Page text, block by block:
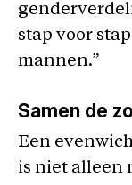
stap voor
mannen.”
Samen de
Een
is niet alleen